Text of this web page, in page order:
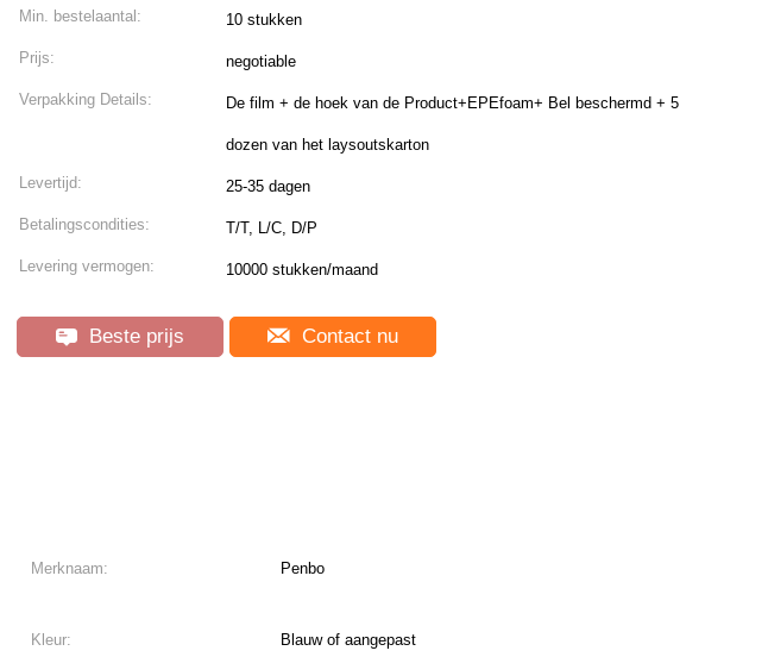
Min. bestelaantal: 10 stukken
Prijs: negotiable
Verpakking Details: De film + de hoek van de Product+EPEfoam+ Bel beschermd + 5
dozen van het laysoutskarton
Levertijd: 25-35 dagen
Betalingscondities: T/T, L/C, D/P
Levering vermogen: 10000 stukken/maand
Beste prijs Contact nu
Merknaam: Penbo
Kleur:
Blauw of aangepast